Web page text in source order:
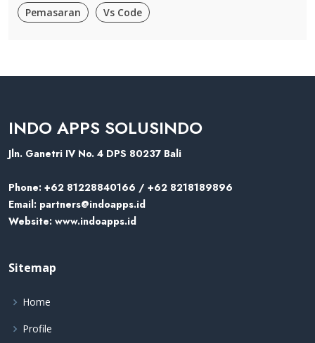
Pemasaran Vs Code
INDO APPS SOLUSINDO
Jln. Ganetri IV No. 4 DPS 80237 Bali
Phone: +62 81228840166 / +62 8218189896
Email: partners@indoapps.id
Website: www.indoapps.id
Sitemap
Home
Profile